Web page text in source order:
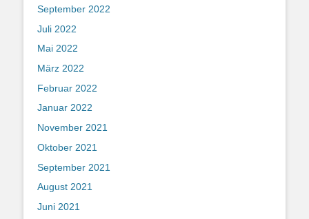
September 2022
Juli 2022
Mai 2022
März 2022
Februar 2022
Januar 2022
November 2021
Oktober 2021
September 2021
August 2021
Juni 2021